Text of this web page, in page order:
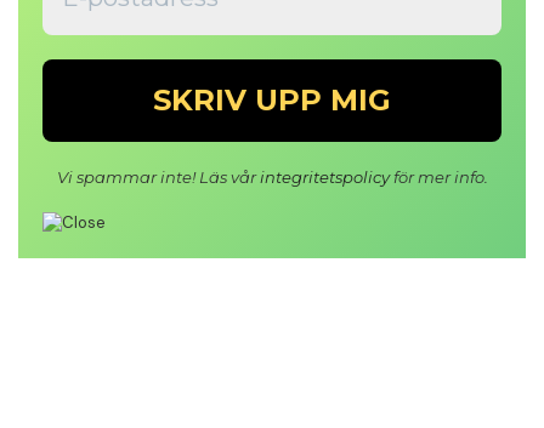
Vi spammar inte! Läs vårintegritetspolicyför mer info.